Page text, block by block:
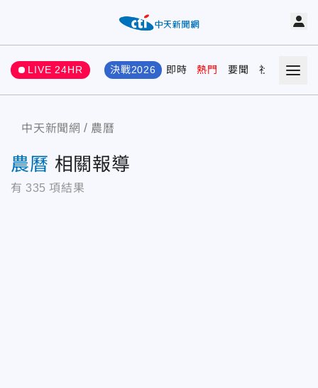
LIVE 24HR 決戰2026 即時 熱門 要聞 社會 娛樂
中天新聞網 農曆
農曆 相關報導
有 335 項結果